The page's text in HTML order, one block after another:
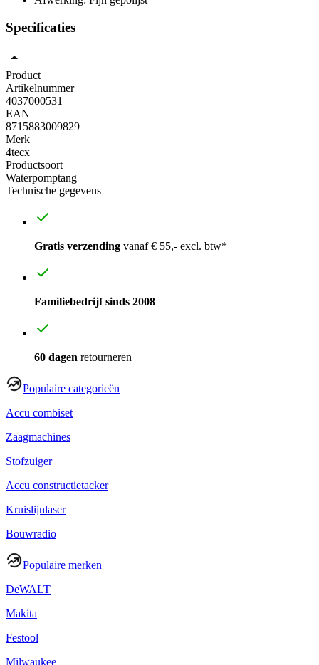
Specificaties
Product
Artikelnummer
4037000531
EAN
8715883009829
Merk
4tecx
Productsoort
Waterpomptang
Technische gegevens
Gratis verzending vanaf € 55,- excl. btw*
Familiebedrijf sinds 2008
60 dagen retourneren
Populaire categorieën
Accu combiset
Zaagmachines
Stofzuiger
Accu constructietacker
Kruislijnlaser
Bouwradio
Populaire merken
DeWALT
Makita
Festool
Milwaukee